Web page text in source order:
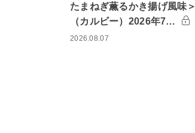
たまねぎ薫るかき揚げ風味＞
（カルビー）2026年7…
2026.08.07